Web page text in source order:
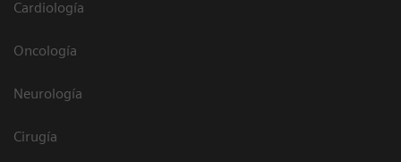
Cardiología
Oncología
Neurología
Cirugía